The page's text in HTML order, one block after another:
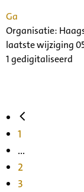
Ga
Organisatie:
laatste wijziging
1 gedigitaliseerd
1
...
2
3